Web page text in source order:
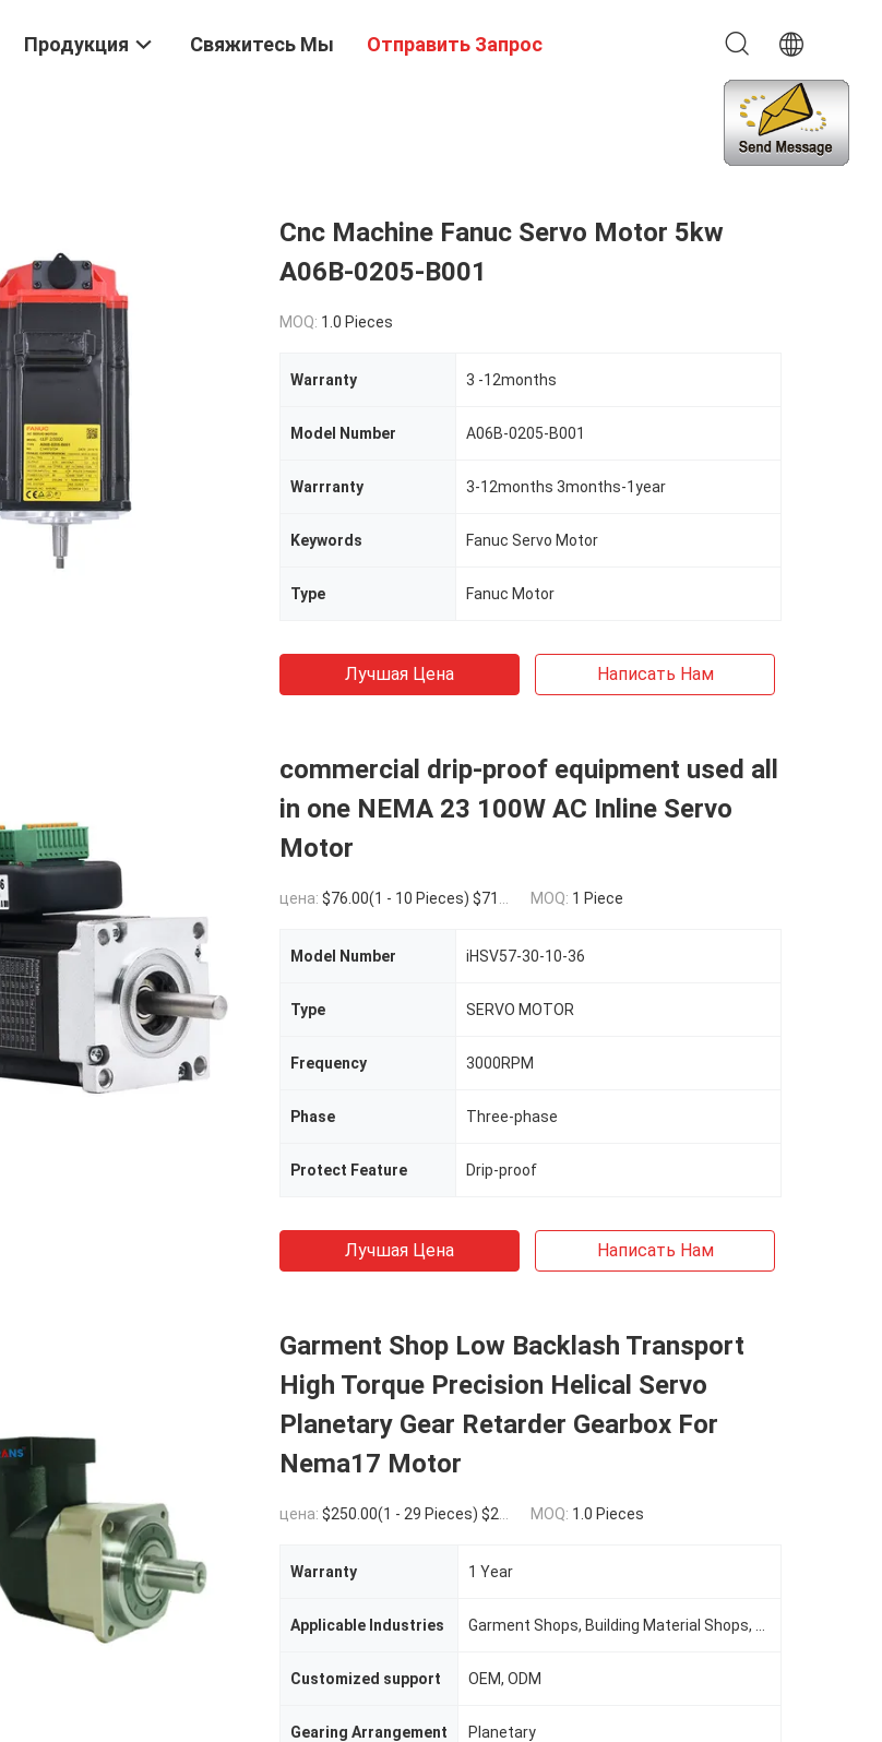
Продукция Свяжитесь Мы Отправить Запрос
Cnc Machine Fanuc Servo Motor 5kw
A06B-0205-B001
MOQ: 1.0 Pieces
Warranty 3 -12months
Model Number A06B-0205-B001
Warrranty 3-12months 3months-1year
Keywords Fanuc Servo Motor
Type Fanuc Motor
Лучшая Цена Написать Нам
commercial drip-proof equipment used all
in one NEMA 23 100W AC Inline Servo
Motor
цена: $76.00(1 - 10 Pieces) $71.00(11 - 50 Pieces) $66.00(>=51 Pieces) MOQ: 1 Piece
Model Number iHSV57-30-10-36
Type SERVO MOTOR
Frequency 3000RPM
Phase Three-phase
Protect Feature Drip-proof
Лучшая Цена Написать Нам
Garment Shop Low Backlash Transport
High Torque Precision Helical Servo
Planetary Gear Retarder Gearbox For
Nema17 Motor
цена: $250.00(1 - 29 Pieces) $200.00(30 - 49 Pieces) $170.00(50 - 99 Pieces) $120.00(>=100 Pieces) MOQ: 1.0 Pieces
Warranty 1 Year
Applicable Industries
Customized support OEM, ODM
Gearing Arrangement Planetary